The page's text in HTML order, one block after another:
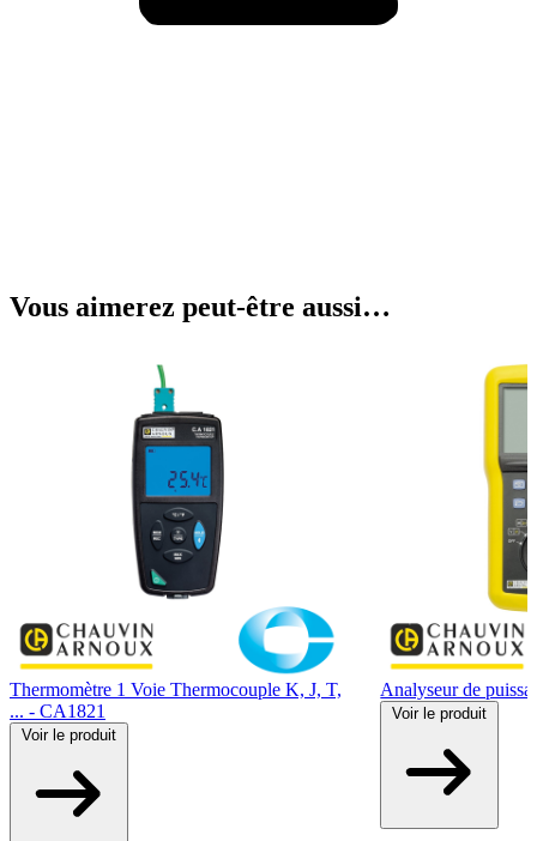
Vous aimerez peut-être aussi…
Thermomètre 1 Voie Thermocouple K, J, T,
... - CA1821
Voir le produit
Analyseur de
Voir le produit